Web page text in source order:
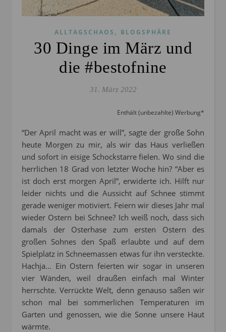
ALLTAGSCHAOS , BLOGSPHÄRE
30 Dinge im März und
die #bestofnine
31. März 2022
Enthält (unbezahlte) Werbung*
“Der April macht was er will”, sagte der große Sohn
heute Morgen zu mir, als wir das Haus verließen
und sofort in eisige Schockstarre fielen. Wo sind die
herrlichen 18 Grad von letzter Woche hin? “Aber es
ist doch erst morgen April”, erwiderte ich. Hilft nur
leider nichts und die Aussicht auf Schnee stimmt
gerade weniger motiviert. Feiern wir dieses Jahr mal
wieder Ostern bei Schnee? Ich weiß noch, dass sich
damals der Osterhase zum ersten Ostern des
großen Sohnes den Spaß erlaubte und auf dem
Spielplatz in Schneemassen etwas für ihn versteckte.
Hachja… Ein Ostern feierten wir sogar in unseren
vier Wänden, weil draußen einfach mal Winter
herrschte. Verrückte Welt, denn genauso saßen wir
schon mal bei sommerlichen Temperaturen im
Garten und genossen, wie die Sonne unsere Haut
wärmte.